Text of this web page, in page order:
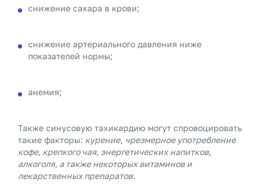
снижение сахара в крови;
снижение артериального давления ниже
показателей нормы;
анемия;
Также синусовую тахикардию могут спровоцировать
такие факторы: курение, чрезмерное употребление
кофе, крепкого чая, энергетических напитков,
алкоголя, а также некоторых витаминов и
лекарственных препаратов.